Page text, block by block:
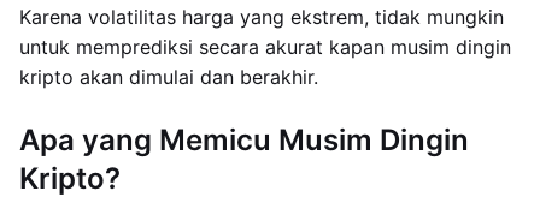
Karena volatilitas harga yang ekstrem, tidak mungkin
untuk memprediksi secara akurat kapan musim dingin
kripto akan dimulai dan berakhir.
Apa yang Memicu Musim Dingin
Kripto?